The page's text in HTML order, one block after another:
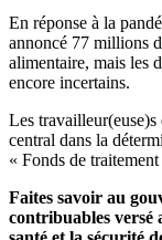
En réponse à la
annoncé 77 millions
alimentaire, mais les
encore incertains.
Les
central dans la
« Fonds de traitement
Faites savoir au
contribuables versé